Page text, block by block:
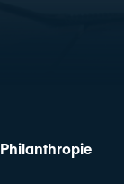
Philanthropie